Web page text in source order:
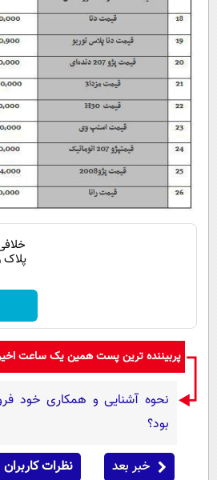
پلاک
پربیننده ترین پست همین یک ساعت
نحوه آشنایی و همکاری خود
بود؟
خبر بعد نظرات کاربران